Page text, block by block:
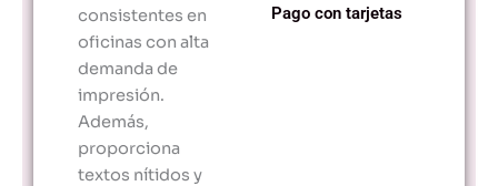
consistentes en
oficinas con alta
demanda de
impresión.
Además,
proporciona
textos nítidos y
Pago con tarjetas